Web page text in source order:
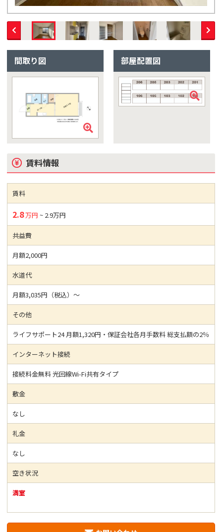
間取り図 部屋配置図
賃料情報
賃料
2.8万円 ~ 2.9万円
共益費
月額2,000円
水道代
月額3,035円（税込）～
その他
ライフサポート24 月額1,320円・保証会社各月手数料 総支払額の2％
インターネット接続
接続料金無料 光回線Wi-Fi共有タイプ
敷金
なし
礼金
なし
空き状況
満室